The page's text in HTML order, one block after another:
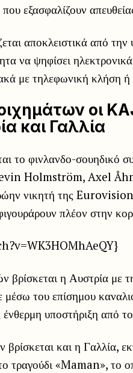
εξασφαλίζουν
αποκλειστικά από
να ψηφίσει
με τηλεφωνική κλήση ή
οι
και Γαλλία
το φινλανδο-σουηδικό
Holmström, Axel
νικητή της
πλέον στην
βρίσκεται η Αυστρία με
μέσω του επίσημου
υποστήριξη από
και η Γαλλία,
τραγούδι «Maman», το